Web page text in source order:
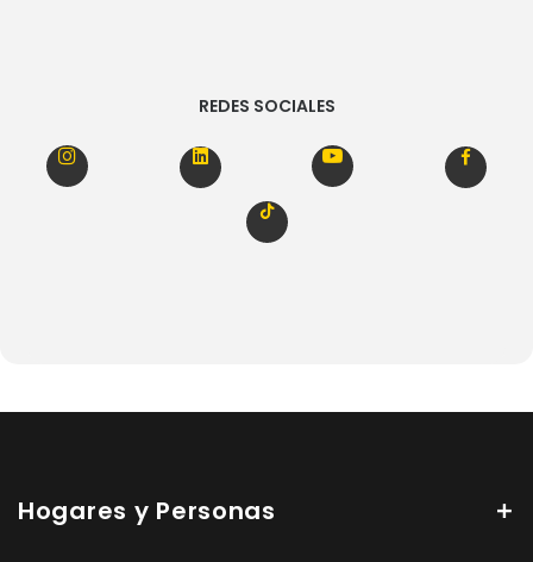
REDES SOCIALES
Hogares y Personas